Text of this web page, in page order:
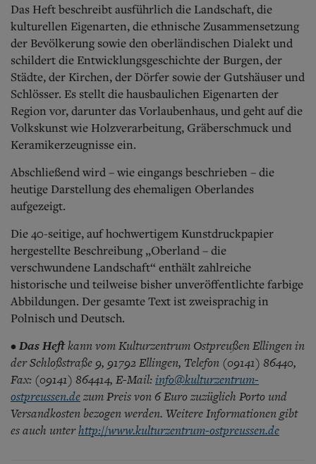
Das Heft beschreibt ausführlich die Landschaft, die
kulturellen Eigenarten, die ethnische Zusammensetzung
der Bevölkerung sowie den oberländischen Dialekt und
schildert die Entwicklungsgeschichte der Burgen, der
Städte, der Kirchen, der Dörfer sowie der Gutshäuser und
Schlösser. Es stellt die hausbaulichen Eigenarten der
Region vor, darunter das Vorlaubenhaus, und geht auf die
Volkskunst wie Holzverarbeitung, Gräberschmuck und
Keramikerzeugnisse ein.
Abschließend wird – wie eingangs beschrieben – die
heutige Darstellung des ehemaligen Oberlandes
aufgezeigt.
Die 40-seitige, auf hochwertigem Kunstdruckpapier
hergestellte Beschreibung „Oberland – die
verschwundene Landschaft“ enthält zahlreiche
historische und teilweise bisher unveröffentlichte farbige
Abbildungen. Der gesamte Text ist zweisprachig in
Polnisch und Deutsch.
•Das Heftkann vom Kulturzentrum Ostpreußen Ellingen in
der Schloßstraße 9, 91792 Ellingen, Telefon (09141) 86440,
Fax: (09141) 864414, E-Mail:info@kulturzentrum-
ostpreussen.dezum Preis von 6 Euro zuzüglich Porto und
Versandkosten bezogen werden. Weitere Informationen gibt
es auch unterhttp://www.kulturzentrum-ostpreussen.de